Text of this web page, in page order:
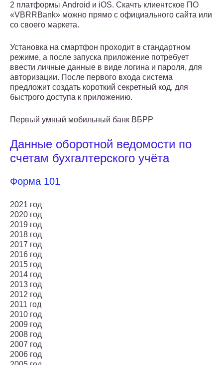
2 платформы Android и iOS. Скачть клиентское ПО
«VBRRBank» можно прямо с официального сайта или
со своего маркета.
Установка на смартфон проходит в стандартном
режиме, а после запуска приложение потребует
ввести личные данные в виде логина и пароля, для
авторизации. После первого входа система
предложит создать короткий секретный код, для
быстрого доступа к приложению.
Первый умный мобильный банк ВБРР
Данные оборотной ведомости по
счетам бухгалтерского учёта
Форма 101
2021 год
2020 год
2019 год
2018 год
2017 год
2016 год
2015 год
2014 год
2013 год
2012 год
2011 год
2010 год
2009 год
2008 год
2007 год
2006 год